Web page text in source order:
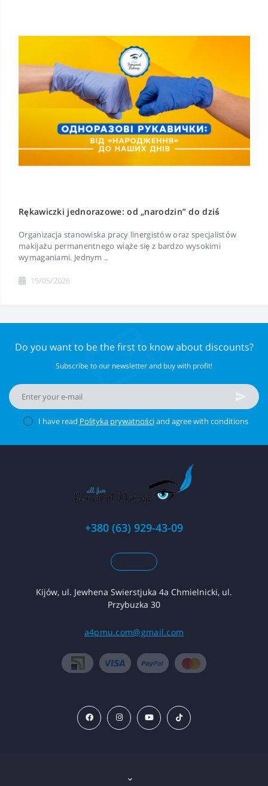
Rękawiczki jednorazowe: od „narodzin” do dziś
Organizacja stanowiska pracy linergistów oraz specjalistów
makijażu permanentnego wiąże się z bardzo wysokimi
wymaganiami. Jednym ..
19/05/2026
Do you want to be the first to know about discounts?
Subscribe to our newsletter and buy with profit!
I have read Polityka prywatnościand agree with conditions
+380 (63) 929-43-09
Kijów, ul. Jewhena Swierstjuka 4a Chmielnicki, ul.
Przybuzka 30
a4pmu.com@gmail.com